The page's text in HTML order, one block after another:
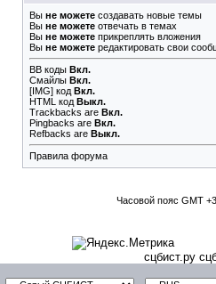
Вы не можете создавать новые темы
Вы не можете отвечать в темах
Вы не можете прикреплять вложения
Вы не можете редактировать свои
BB коды Вкл.
Смайлы Вкл.
[IMG] код Вкл.
HTML код Выкл.
Trackbacks are Вкл.
Pingbacks are Вкл.
Refbacks are Выкл.
Правила форума
Часовой пояс GMT
сцбист.ру